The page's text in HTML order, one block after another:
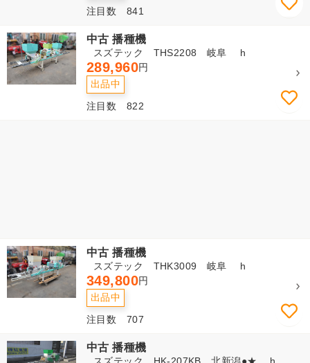
注目数 841
中古 播種機
スズテック THS2208 岐阜 h
289,960円
出品中
注目数 822
中古 播種機
スズテック THK3009 岐阜 h
349,800円
出品中
注目数 707
中古 播種機